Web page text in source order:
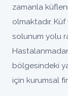
zamanla
olmaktadır.
solunum yolu
bölgesindeki
için kurumsal